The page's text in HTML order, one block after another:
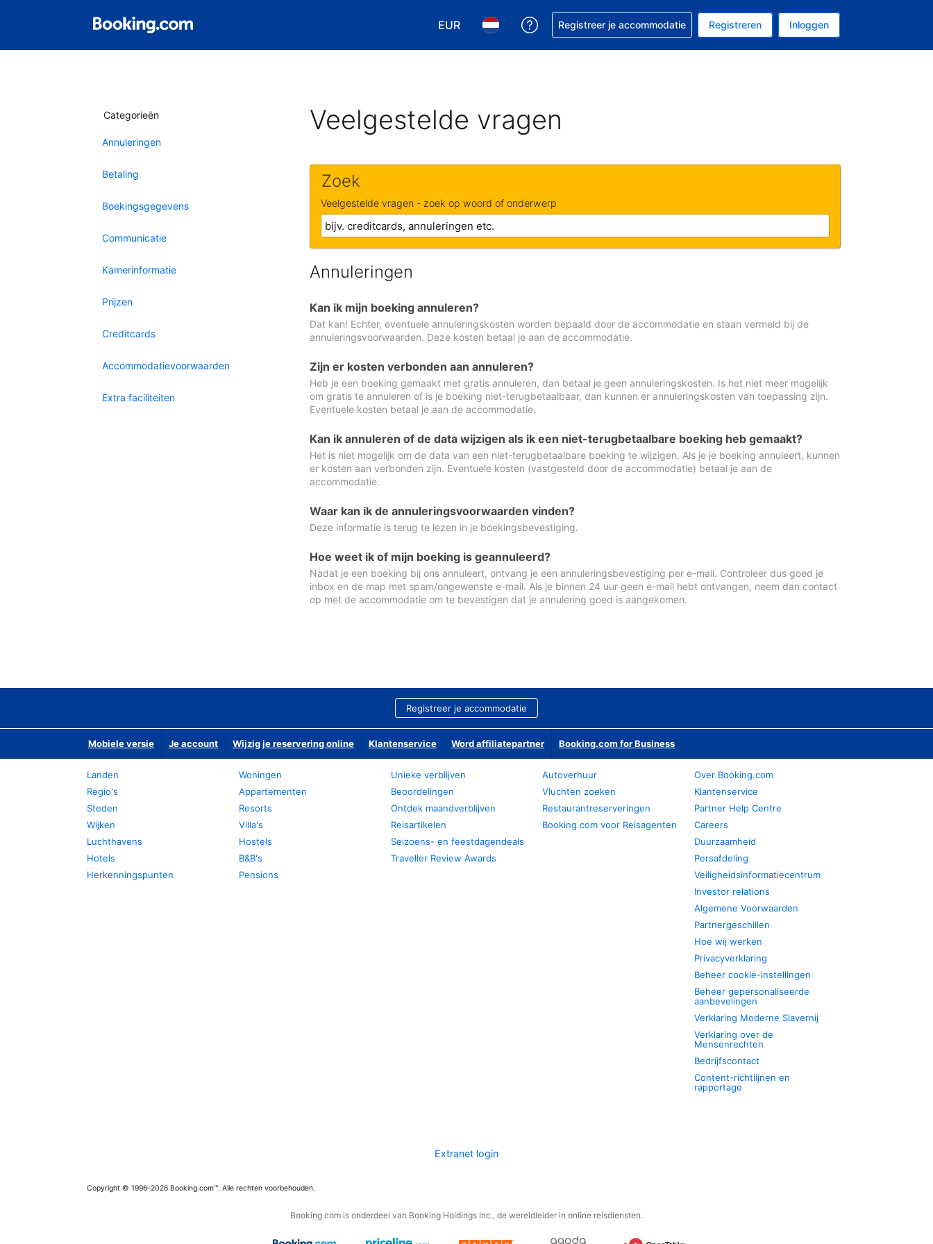
EUR
Kies je valuta. Je huidige valuta is EUR
Kies je taal. Je huidige taal is Nederlands
Krijg hulp bij je reservering
Registreer je accommodatie Registreren Inloggen
Categorieën
Annuleringen
Betaling
Boekingsgegevens
Communicatie
Kamerinformatie
Prijzen
Creditcards
Accommodatievoorwaarden
Extra faciliteiten
Veelgestelde vragen
Zoek
Veelgestelde vragen - zoek op woord of onderwerp
Annuleringen
Kan ik mijn boeking annuleren?
Dat kan! Echter, eventuele annuleringskosten worden bepaald door de accommodatie en staan vermeld bij de
annuleringsvoorwaarden. Deze kosten betaal je aan de accommodatie.
Zijn er kosten verbonden aan annuleren?
Heb je een boeking gemaakt met gratis annuleren, dan betaal je geen annuleringskosten. Is het niet meer mogelijk
om gratis te annuleren of is je boeking niet-terugbetaalbaar, dan kunnen er annuleringskosten van toepassing zijn.
Eventuele kosten betaal je aan de accommodatie.
Kan ik annuleren of de data wijzigen als ik een niet-terugbetaalbare boeking heb gemaakt?
Het is niet mogelijk om de data van een niet-terugbetaalbare boeking te wijzigen. Als je je boeking annuleert, kunnen
er kosten aan verbonden zijn. Eventuele kosten (vastgesteld door de accommodatie) betaal je aan de
accommodatie.
Waar kan ik de annuleringsvoorwaarden vinden?
Deze informatie is terug te lezen in je boekingsbevestiging.
Hoe weet ik of mijn boeking is geannuleerd?
Nadat je een boeking bij ons annuleert, ontvang je een annuleringsbevestiging per e-mail. Controleer dus goed je
inbox en de map met spam/ongewenste e-mail. Als je binnen 24 uur geen e-mail hebt ontvangen, neem dan contact
op met de accommodatie om te bevestigen dat je annulering goed is aangekomen.
Registreer je accommodatie
Mobiele versie Je account Wijzig je reservering online Klantenservice Word affiliatepartner Booking.com for Business
Landen
Regio's
Steden
Wijken
Luchthavens
Hotels
Herkenningspunten
Woningen
Appartementen
Resorts
Villa's
Hostels
B&B's
Pensions
Unieke verblijven
Beoordelingen
Ontdek maandverblijven
Reisartikelen
Seizoens- en feestdagendeals
Traveller Review Awards
Autoverhuur
Vluchten zoeken
Restaurantreserveringen
Booking.com voor Reisagenten
Over Booking.com
Klantenservice
Partner Help Centre
Careers
Duurzaamheid
Persafdeling
Veiligheidsinformatiecentrum
Investor relations
Algemene Voorwaarden
Partnergeschillen
Hoe wij werken
Privacyverklaring
Beheer cookie-instellingen
Beheer gepersonaliseerde
aanbevelingen
Verklaring Moderne Slavernij
Verklaring over de
Mensenrechten
Bedrijfscontact
Content-richtlijnen en
rapportage
Extranet login
Copyright © 1996–2026 Booking.com™. Alle rechten voorbehouden.
Booking.com is onderdeel van Booking Holdings Inc., de wereldleider in online reisdiensten.